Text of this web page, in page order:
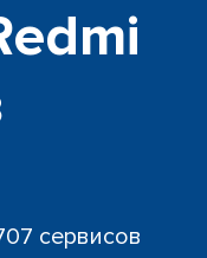
сервисов